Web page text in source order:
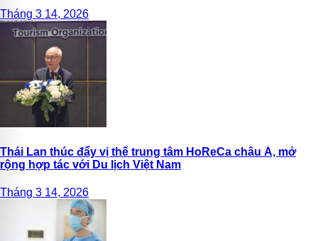
Tháng 3 14, 2026
Thái Lan thúc đẩy vị thế trung tâm HoReCa châu Á, mở
rộng hợp tác với Du lịch Việt Nam
Tháng 3 14, 2026